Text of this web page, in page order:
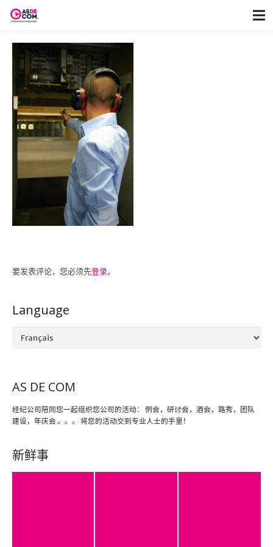
要发表评论，您必须先登录。
Language
Language
AS DE COM
经纪公司陪同您一起组织您公司的活动： 例会，研讨会，酒会，路秀，团队
建设，年庆会 。。。 将您的活动交到专业人士的手里！
新鲜事